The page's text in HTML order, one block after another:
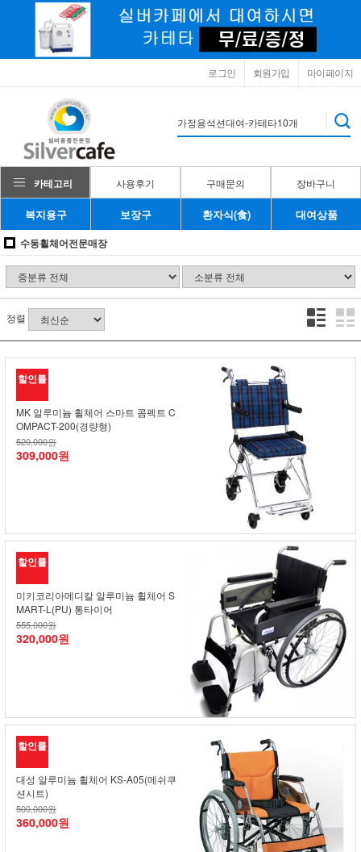
마이페이지
회원가입
로그인
카테고리 사용후기 구매문의 장바구니
복지용구 보장구 환자식(食) 대여상품
수동휠체어전문매장
정렬
할인률
MK 알루미늄 휠체어 스마트 콤펙트 C
OMPACT-200(경량형)
520,000원
309,000원
할인률
미키코리아메디칼 알루미늄 휠체어 S
MART-L(PU) 통타이어
555,000원
320,000원
할인률
대성 알루미늄 휠체어 KS-A05(메쉬쿠
션시트)
500,000원
360,000원